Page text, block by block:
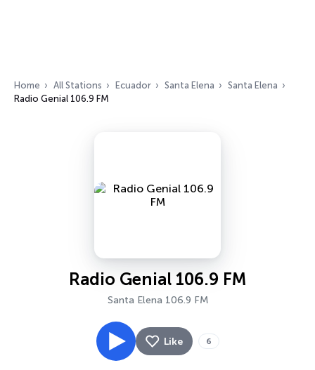
Home All Stations Ecuador Santa Elena
Santa Elena
Radio Genial 106.9 FM
Radio Genial 106.9 FM
Santa Elena 106.9 FM
Like 6